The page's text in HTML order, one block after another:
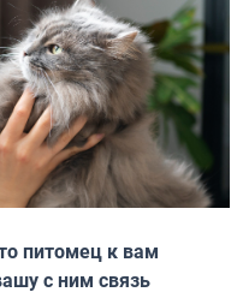
питомец к вам
с ним связь